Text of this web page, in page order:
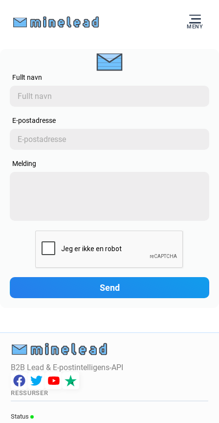
MENY
Fullt navn
E-postadresse
Melding
B2B Lead & E-postintelligens-API
RESSURSER
Status